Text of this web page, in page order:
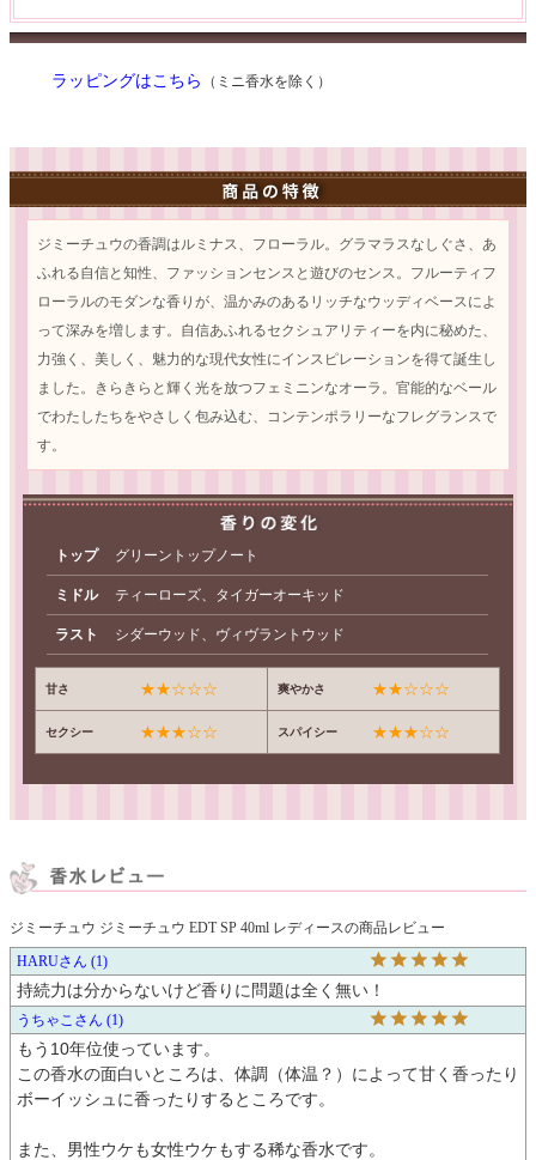
ラッピングはこちら （ミニ香水を除く）
ジミーチュウの香調はルミナス、フローラル。グラマラスなしぐさ、あ
ふれる自信と知性、ファッションセンスと遊びのセンス。フルーティフ
ローラルのモダンな香りが、温かみのあるリッチなウッディベースによ
って深みを増します。自信あふれるセクシュアリティーを内に秘めた、
力強く、美しく、魅力的な現代女性にインスピレーションを得て誕生し
ました。きらきらと輝く光を放つフェミニンなオーラ。官能的なベール
でわたしたちをやさしく包み込む、コンテンポラリーなフレグランスで
す。
トップ グリーントップノート
ミドル ティーローズ、タイガーオーキッド
ラスト シダーウッド、ヴィヴラントウッド
甘さ ★★☆☆☆ 爽やかさ ★★☆☆☆
セクシー ★★★☆☆ スパイシー ★★★☆☆
ジミーチュウ ジミーチュウ EDT SP 40ml レディースの商品レビュー
HARU
1
持続力は分からないけど香りに問題は全く無い！
うちゃこ 1
もう10年位使っています。
この香水の面白いところは、体調（体温？）によって甘く香ったり
ボーイッシュに香ったりするところです。
また、男性ウケも女性ウケもする稀な香水です。